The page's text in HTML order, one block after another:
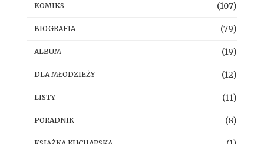
KOMIKS (107)
BIOGRAFIA (79)
ALBUM (19)
DLA MŁODZIEŻY (12)
LISTY (11)
PORADNIK (8)